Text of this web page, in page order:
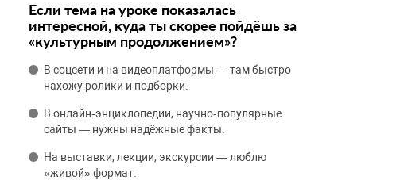
Если тема на уроке показалась
интересной, куда ты скорее пойдёшь за
«культурным продолжением»?
В соцсети и на видеоплатформы — там быстро
нахожу ролики и подборки.
В онлайн‑энциклопедии, научно‑популярные
сайты — нужны надёжные факты.
На выставки, лекции, экскурсии — люблю
«живой» формат.